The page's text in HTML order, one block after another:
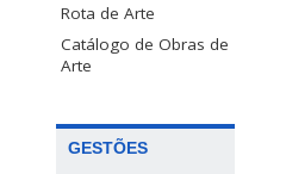
Rota de Arte
Catálogo de Obras de
Arte
GESTÕES